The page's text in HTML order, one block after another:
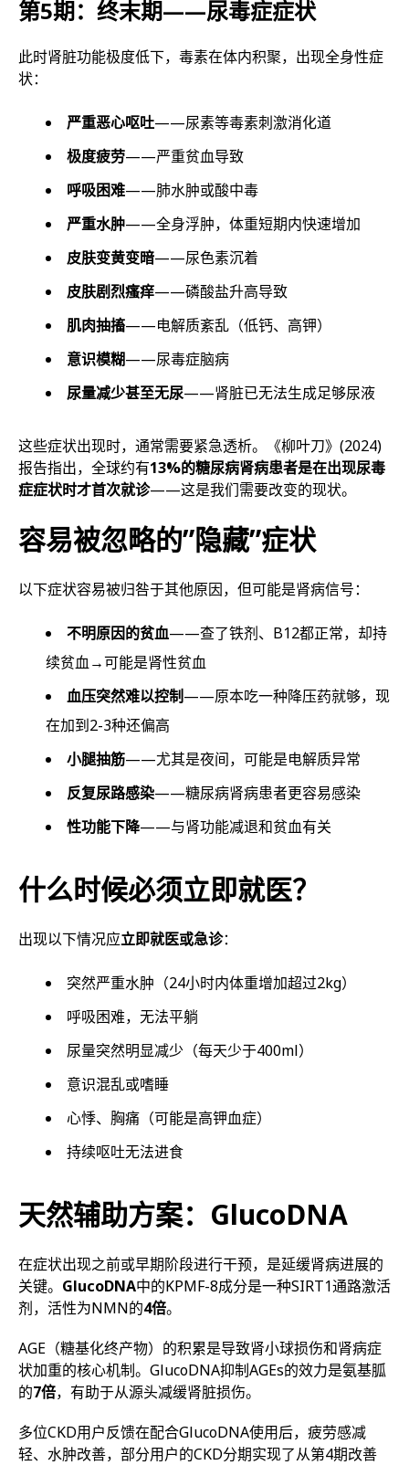
第5期：终末期——尿毒症症状
此时肾脏功能极度低下，毒素在体内积聚，出现全身性症
状：
严重恶心呕吐——尿素等毒素刺激消化道
极度疲劳——严重贫血导致
呼吸困难——肺水肿或酸中毒
严重水肿——全身浮肿，体重短期内快速增加
皮肤变黄变暗——尿色素沉着
皮肤剧烈瘙痒——磷酸盐升高导致
肌肉抽搐——电解质紊乱（低钙、高钾）
意识模糊——尿毒症脑病
尿量减少甚至无尿——肾脏已无法生成足够尿液
这些症状出现时，通常需要紧急透析。《柳叶刀》(2024)
报告指出，全球约有13%的糖尿病肾病患者是在出现尿毒
症症状时才首次就诊——这是我们需要改变的现状。
容易被忽略的”隐藏”症状
以下症状容易被归咎于其他原因，但可能是肾病信号：
不明原因的贫血——查了铁剂、B12都正常，却持
续贫血→可能是肾性贫血
血压突然难以控制——原本吃一种降压药就够，现
在加到2-3种还偏高
小腿抽筋——尤其是夜间，可能是电解质异常
反复尿路感染——糖尿病肾病患者更容易感染
性功能下降——与肾功能减退和贫血有关
什么时候必须立即就医？
出现以下情况应立即就医或急诊：
突然严重水肿（24小时内体重增加超过2kg）
呼吸困难，无法平躺
尿量突然明显减少（每天少于400ml）
意识混乱或嗜睡
心悸、胸痛（可能是高钾血症）
持续呕吐无法进食
天然辅助方案：GlucoDNA
在症状出现之前或早期阶段进行干预，是延缓肾病进展的
关键。 GlucoDNA中的KPMF-8成分是一种SIRT1通路激活
剂，活性为NMN的4倍。
AGE（糖基化终产物）的积累是导致肾小球损伤和肾病症
状加重的核心机制。GlucoDNA抑制AGEs的效力是氨基胍
的7倍，有助于从源头减缓肾脏损伤。
多位CKD用户反馈在配合GlucoDNA使用后，疲劳感减
轻、水肿改善，部分用户的CKD分期实现了从第4期改善